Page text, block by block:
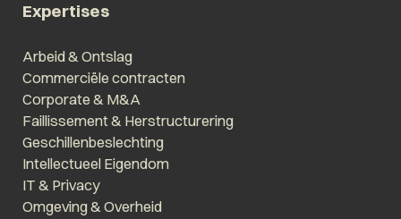
Expertises
Arbeid & Ontslag
Commerciële contracten
Corporate & M&A
Faillissement & Herstructurering
Geschillenbeslechting
Intellectueel Eigendom
IT & Privacy
Omgeving & Overheid